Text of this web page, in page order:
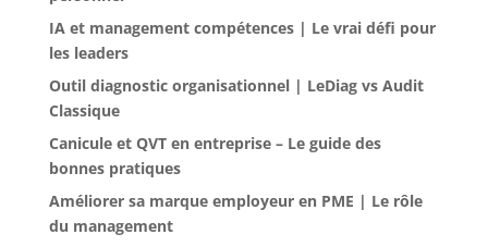
IA et management compétences | Le vrai défi pour
les leaders
Outil diagnostic organisationnel | LeDiag vs Audit
Classique
Canicule et QVT en entreprise – Le guide des
bonnes pratiques
Améliorer sa marque employeur en PME | Le rôle
du management